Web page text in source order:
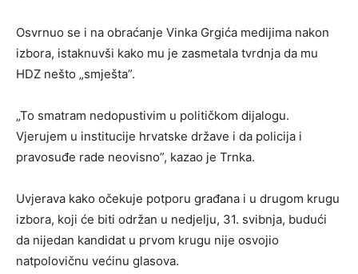
Osvrnuo se i na obraćanje Vinka Grgića medijima nakon
izbora, istaknuvši kako mu je zasmetala tvrdnja da mu
HDZ nešto „smješta”.
„To smatram nedopustivim u političkom dijalogu.
Vjerujem u institucije hrvatske države i da policija i
pravosuđe rade neovisno”, kazao je Trnka.
Uvjerava kako očekuje potporu građana i u drugom krugu
izbora, koji će biti održan u nedjelju, 31. svibnja, budući
da nijedan kandidat u prvom krugu nije osvojio
natpolovičnu većinu glasova.